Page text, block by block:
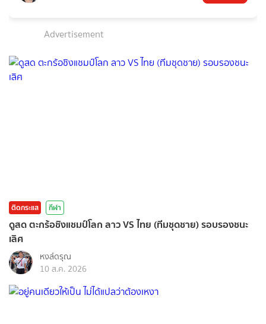
Advertisement
ติดกระแส กีฬา
ดูสด ตะกร้อชิงแชมป์โลก ลาว VS ไทย (ทีมชุดชาย) รอบรองชนะ
เลิศ
หงส์ดรุณ
10 ส.ค. 2026